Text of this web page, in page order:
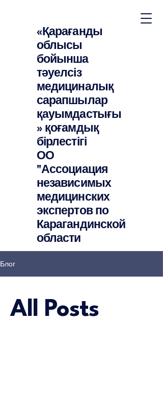
«Қарағанды
облысы
бойынша
тәуелсіз
медициналық
сарапшылар
қауымдастығы
» қоғамдық
бірлестігі
ОО
"Ассоциация
независимых
медицинских
экспертов по
Карагандинской
области
Блог
All Posts